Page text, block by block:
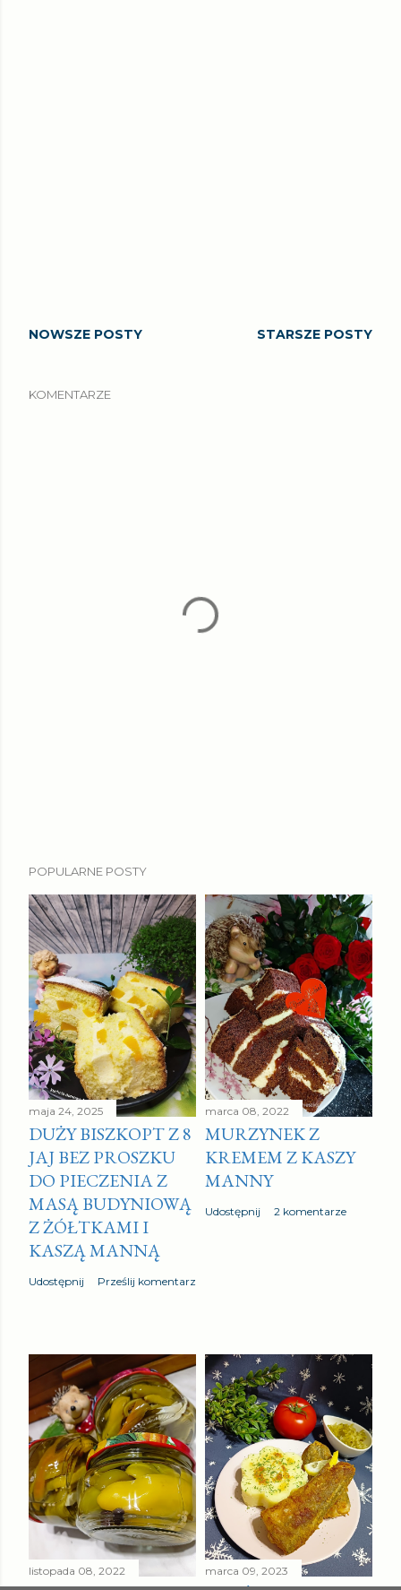
NOWSZE POSTY STARSZE POSTY
KOMENTARZE
POPULARNE POSTY
maja 24, 2025
DUŻY BISZKOPT Z 8
JAJ BEZ PROSZKU
DO PIECZENIA Z
MASĄ BUDYNIOWĄ
Z ŻÓŁTKAMI I
KASZĄ MANNĄ
Udostępnij Prześlij komentarz
marca 08, 2022
MURZYNEK Z
KREMEM Z KASZY
MANNY
Udostępnij 2 komentarze
listopada 08, 2022 marca 09, 2023